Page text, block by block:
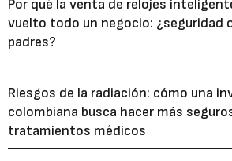
Por qué la venta de relojes
vuelto todo un negocio: ¿seguridad
padres?
Riesgos de la radiación: cómo una
colombiana busca hacer más
tratamientos médicos